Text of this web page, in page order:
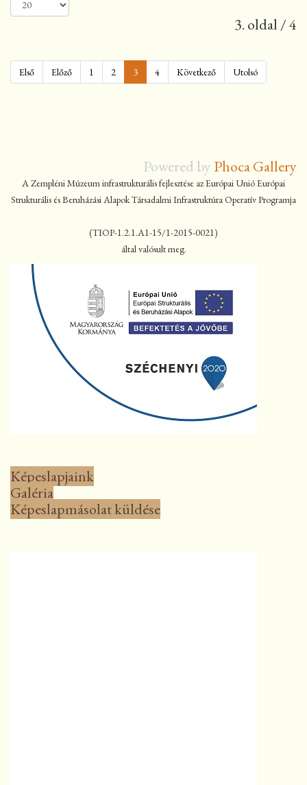
3. oldal / 4
Első Előző 1 2 3 4 Következő Utolsó
Powered by Phoca Gallery
A Zempléni Múzeum infrastrukturális fejlesztése az Európai Unió Európai
Strukturális és Beruházási Alapok Társadalmi Infrastruktúra Operatív Programja
(TIOP-1.2.1.A1-15/1-2015-0021)
által valósult meg.
Képeslapjaink
Galéria
Képeslapmásolat küldése